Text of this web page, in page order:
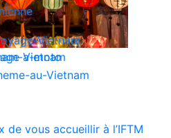
Vietnam
de vous accueillir à l’IFTM